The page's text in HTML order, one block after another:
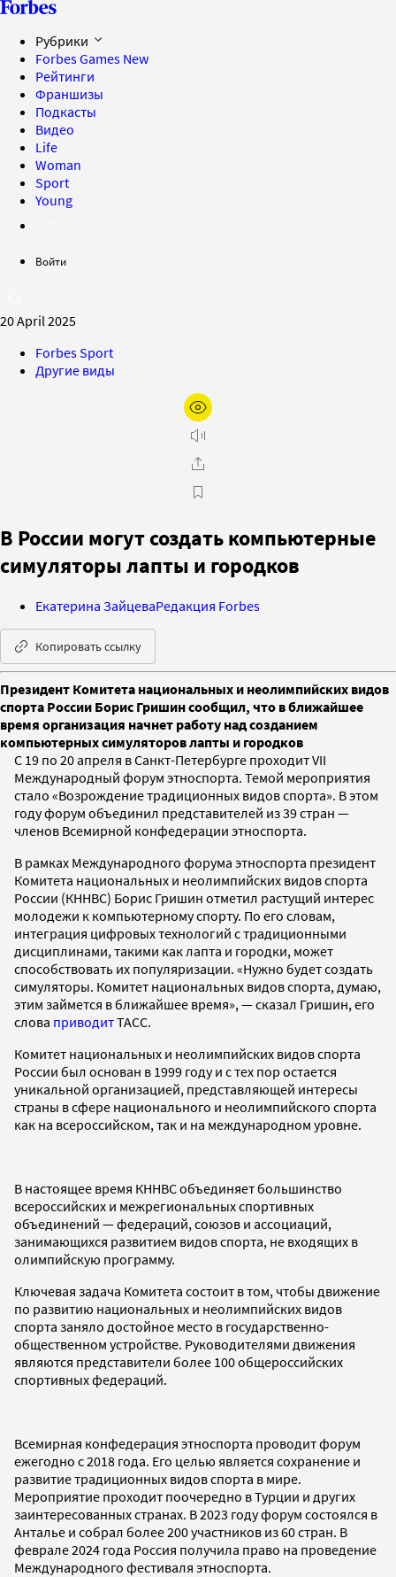
Рубрики
Forbes Games New
Рейтинги
Франшизы
Подкасты
Видео
Life
Woman
Sport
Young
Войти
20 April 2025
Forbes Sport
Другие виды
В России могут создать компьютерные
симуляторы лапты и городков
Екатерина ЗайцеваРедакция Forbes
Копировать ссылку
Президент Комитета национальных и неолимпийских видов
спорта России Борис Гришин сообщил, что в ближайшее
время организация начнет работу над созданием
компьютерных симуляторов лапты и городков
С 19 по 20 апреля в Санкт-Петербурге проходит VII
Международный форум этноспорта. Темой мероприятия
стало «Возрождение традиционных видов спорта». В этом
году форум объединил представителей из 39 стран —
членов Всемирной конфедерации этноспорта.
В рамках Международного форума этноспорта президент
Комитета национальных и неолимпийских видов спорта
России (КННВС) Борис Гришин отметил растущий интерес
молодежи к компьютерному спорту. По его словам,
интеграция цифровых технологий с традиционными
дисциплинами, такими как лапта и городки, может
способствовать их популяризации. «Нужно будет создать
симуляторы. Комитет национальных видов спорта, думаю,
этим займется в ближайшее время», — сказал Гришин, его
слова приводитТАСС.
Комитет национальных и неолимпийских видов спорта
России был основан в 1999 году и с тех пор остается
уникальной организацией, представляющей интересы
страны в сфере национального и неолимпийского спорта
как на всероссийском, так и на международном уровне.
В настоящее время КННВС объединяет большинство
всероссийских и межрегиональных спортивных
объединений — федераций, союзов и ассоциаций,
занимающихся развитием видов спорта, не входящих в
олимпийскую программу.
Ключевая задача Комитета состоит в том, чтобы движение
по развитию национальных и неолимпийских видов
спорта заняло достойное место в государственно-
общественном устройстве. Руководителями движения
являются представители более 100 общероссийских
спортивных федераций.
Всемирная конфедерация этноспорта проводит форум
ежегодно с 2018 года. Его целью является сохранение и
развитие традиционных видов спорта в мире.
Мероприятие проходит поочередно в Турции и других
заинтересованных странах. В 2023 году форум состоялся в
Анталье и собрал более 200 участников из 60 стран. В
феврале 2024 года Россия получила право на проведение
Международного фестиваля этноспорта.